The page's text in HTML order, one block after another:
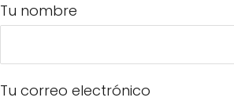
Tu nombre
Tu correo electrónico